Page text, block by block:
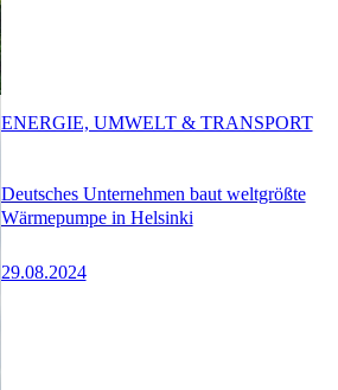
Deutsches Unternehmen baut weltgrößte
Wärmepumpe in Helsinki
29.08.2024
ENERGIE, UMWELT & TRANSPORT